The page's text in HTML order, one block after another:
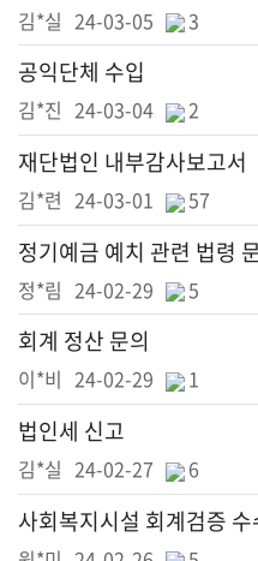
김*실 24-03-05 3
공익단체 수입
김*진 24-03-04 2
재단법인 내부감사보고서
김*련 24-03-01 57
정기예금 예치 관련 법령
정*림 24-02-29 5
회계 정산 문의
이*비 24-02-29 1
법인세 신고
김*실 24-02-27 6